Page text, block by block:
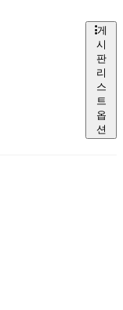
게
시
판
리
스
트
옵
션